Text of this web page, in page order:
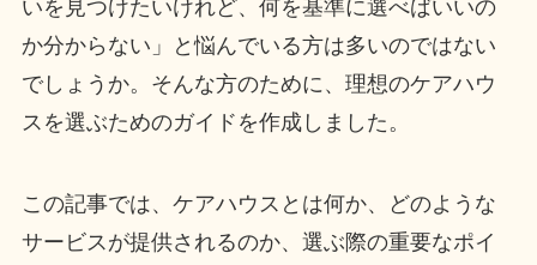
いを見つけたいけれど、何を基準に選べばいいの
か分からない」と悩んでいる方は多いのではない
でしょうか。そんな方のために、理想のケアハウ
スを選ぶためのガイドを作成しました。
この記事では、ケアハウスとは何か、どのような
サービスが提供されるのか、選ぶ際の重要なポイ